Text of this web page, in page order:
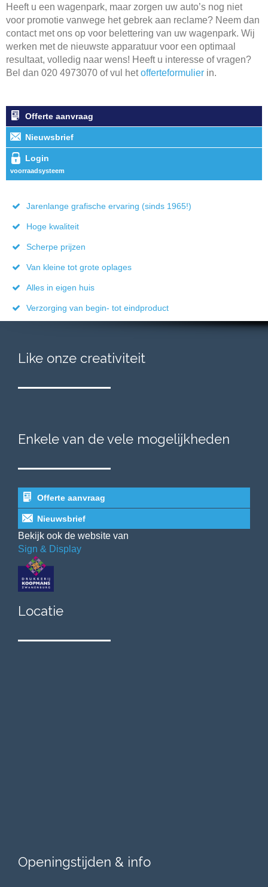
Heeft u een wagenpark, maar zorgen uw auto’s nog niet
voor promotie vanwege het gebrek aan reclame? Neem dan
contact met ons op voor belettering van uw wagenpark. Wij
werken met de nieuwste apparatuur voor een optimaal
resultaat, volledig naar wens! Heeft u interesse of vragen?
Bel dan 020 4973070 of vul hetofferteformulier in.
Offerte aanvraag
Nieuwsbrief
Login
voorraadsysteem
Jarenlange grafische ervaring (sinds 1965!)
Hoge kwaliteit
Scherpe prijzen
Van kleine tot grote oplages
Alles in eigen huis
Verzorging van begin- tot eindproduct
Like onze creativiteit
Enkele van de vele mogelijkheden
Offerte aanvraag
Nieuwsbrief
Bekijk ook de website van
Sign & Display
Locatie
Openingstijden & info